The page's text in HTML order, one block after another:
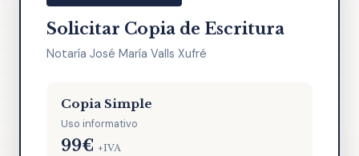
Solicitar Copia de Escritura
Notaría José María Valls Xufré
Copia Simple
Uso informativo
99€ +IVA